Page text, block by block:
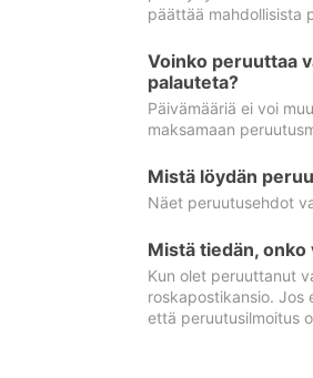
päättää mahdollisista
Voinko peruuttaa
palauteta?
Päivämääriä ei voi
maksamaan
Mistä löydän
Näet peruutusehdot
Mistä tiedän,
Kun olet peruuttanut
roskapostikansio. Jos
että peruutusilmoitus